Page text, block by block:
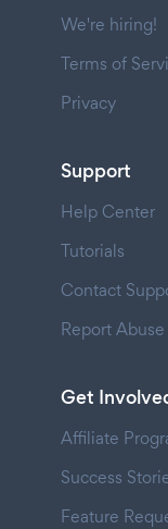
We're hiring!
Terms of
Privacy
Support
Help Center
Tutorials
Contact
Report Abuse
Get
Affiliate
Success
Feature